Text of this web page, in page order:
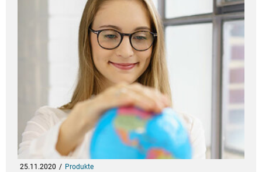
25.11.2020 Produkte